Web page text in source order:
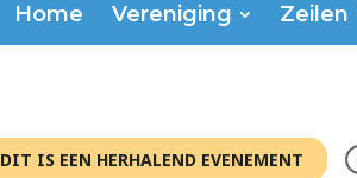
Home Vereniging Zeilen
DIT IS EEN HERHALEND EVENEMENT